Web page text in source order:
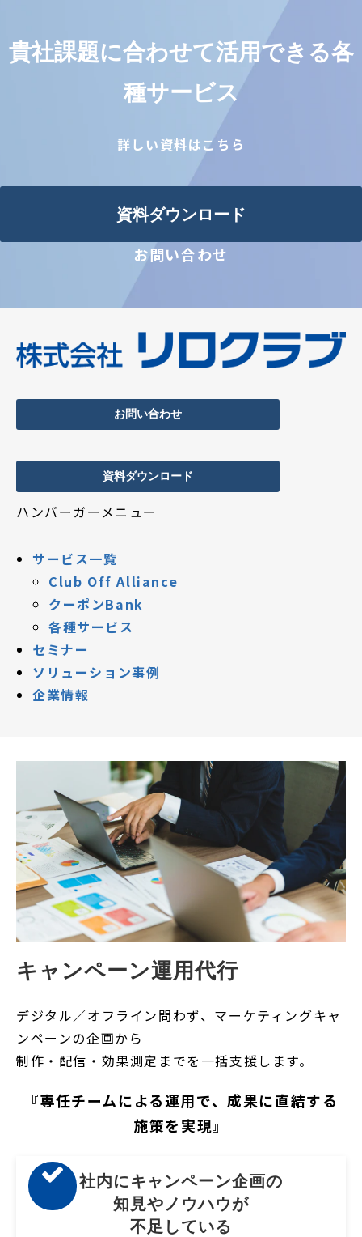
貴社課題に合わせて活用できる各
種サービス
詳しい資料はこちら
資料ダウンロード
お問い合わせ
お問い合わせ
資料ダウンロード
ハンバーガーメニュー
サービス一覧
Club Off Alliance
クーポンBank
各種サービス
セミナー
ソリューション事例
企業情報
キャンペーン運用代行
デジタル／オフライン問わず、マーケティングキャ
ンペーンの企画から
制作・配信・効果測定までを一括支援します。
『専任チームによる運用で、成果に直結する
施策を実現』
社内にキャンペーン企画の
知見やノウハウが
不足している